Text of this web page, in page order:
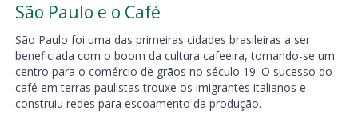
São Paulo e o Café
São Paulo foi uma das primeiras cidades brasileiras a ser
beneficiada com o boom da cultura cafeeira, tornando-se um
centro para o comércio de grãos no século 19. O sucesso do
café em terras paulistas trouxe os imigrantes italianos e
construiu redes para escoamento da produção.